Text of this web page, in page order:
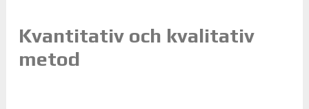
Kvantitativ och kvalitativ
metod